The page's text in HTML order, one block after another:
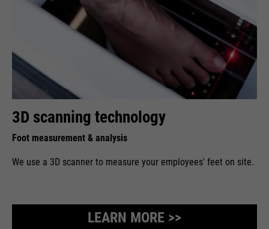
3D scanning technology
Foot measurement & analysis
We use a 3D scanner to measure your employees' feet on site.
LEARN MORE >>